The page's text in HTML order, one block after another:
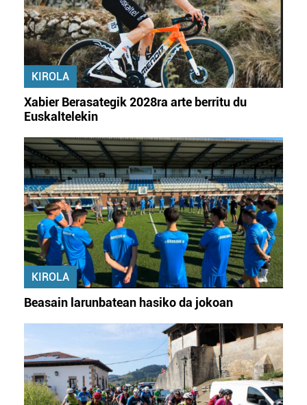
KIROLA
Xabier Berasategik 2028ra arte berritu du
Euskaltelekin
KIROLA
Beasain larunbatean hasiko da jokoan